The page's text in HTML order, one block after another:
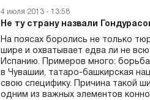
4 июля 2013 - 13:58
Не ту страну назвали
На поясах боролись не только
шире и охватывает едва ли не
Испанию. Примеров много:
в Чувашии, татаро-башкирская
свою специфику. Причина такой
одним из важных элементов